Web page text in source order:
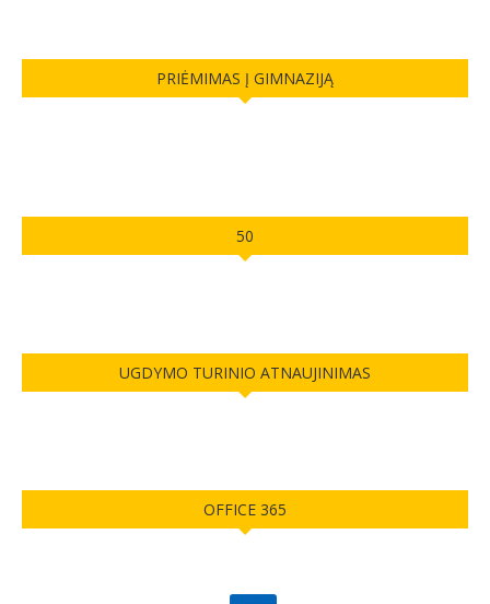
PRIĖMIMAS Į GIMNAZIJĄ
50
UGDYMO TURINIO ATNAUJINIMAS
OFFICE 365